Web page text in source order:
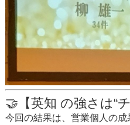
🤝【英知 の強さは“チ
今回の結果は、営業個人の